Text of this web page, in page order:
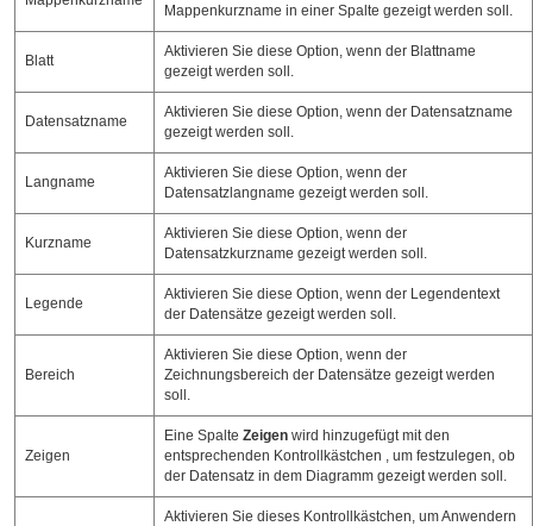
Mappenkurzname in einer Spalte gezeigt werden soll.
Blatt
Aktivieren Sie diese Option, wenn der Blattname
gezeigt werden soll.
Datensatzname
Aktivieren Sie diese Option, wenn der Datensatzname
gezeigt werden soll.
Langname
Aktivieren Sie diese Option, wenn der
Datensatzlangname gezeigt werden soll.
Kurzname
Aktivieren Sie diese Option, wenn der
Datensatzkurzname gezeigt werden soll.
Legende
Aktivieren Sie diese Option, wenn der Legendentext
der Datensätze gezeigt werden soll.
Bereich
Aktivieren Sie diese Option, wenn der
Zeichnungsbereich der Datensätze gezeigt werden
soll.
Zeigen
Eine Spalte Zeigen wird hinzugefügt mit den
entsprechenden Kontrollkästchen , um festzulegen, ob
der Datensatz in dem Diagramm gezeigt werden soll.
Aktivieren Sie dieses Kontrollkästchen, um Anwendern